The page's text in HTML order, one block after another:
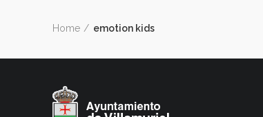
Home emotion kids